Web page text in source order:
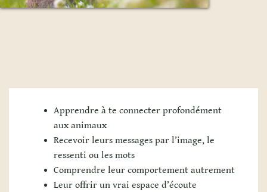
Apprendre à te connecter profondément
aux animaux
Recevoir leurs messages par l’image, le
ressenti ou les mots
Comprendre leur comportement autrement
Leur offrir un vrai espace d’écoute